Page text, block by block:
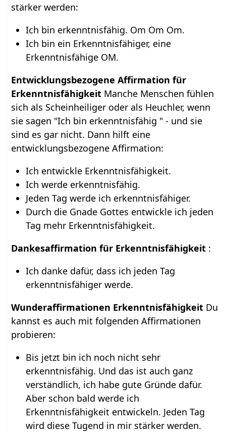
stärker werden:
Ich bin erkenntnisfähig. Om Om Om.
Ich bin ein Erkenntnisfähiger, eine
Erkenntnisfähige OM.
Entwicklungsbezogene Affirmation für
Erkenntnisfähigkeit Manche Menschen fühlen
sich als Scheinheiliger oder als Heuchler, wenn
sie sagen "Ich bin erkenntnisfähig " - und sie
sind es gar nicht. Dann hilft eine
entwicklungsbezogene Affirmation:
Ich entwickle Erkenntnisfähigkeit.
Ich werde erkenntnisfähig.
Jeden Tag werde ich erkenntnisfähiger.
Durch die Gnade Gottes entwickle ich jeden
Tag mehr Erkenntnisfähigkeit.
Dankesaffirmation für Erkenntnisfähigkeit :
Ich danke dafür, dass ich jeden Tag
erkenntnisfähiger werde.
Wunderaffirmationen Erkenntnisfähigkeit Du
kannst es auch mit folgenden Affirmationen
probieren:
Bis jetzt bin ich noch nicht sehr
erkenntnisfähig. Und das ist auch ganz
verständlich, ich habe gute Gründe dafür.
Aber schon bald werde ich
Erkenntnisfähigkeit entwickeln. Jeden Tag
wird diese Tugend in mir stärker werden.